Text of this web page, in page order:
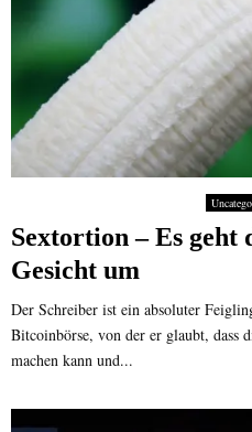
Sextortion – Es geht
Gesicht um
Der Schreiber ist ein absoluter
Bitcoinbörse, von der er glaubt, dass
machen kann und...